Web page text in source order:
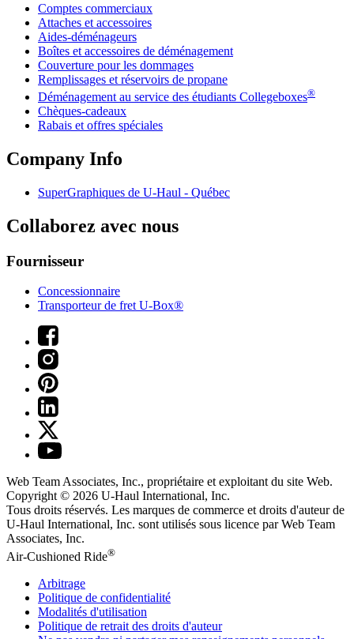
Comptes commerciaux
Attaches et accessoires
Aides-déménageurs
Boîtes et accessoires de déménagement
Couverture pour les dommages
Remplissages et réservoirs de propane
Déménagement au service des étudiants Collegeboxes®
Chèques-cadeaux
Rabais et offres spéciales
Company Info
SuperGraphiques de U-Haul - Québec
Collaborez avec nous
Fournisseur
Concessionnaire
Transporteur de fret U-Box®
Web Team Associates, Inc., propriétaire et exploitant du site Web.
Copyright © 2026 U-Haul International, Inc.
Tous droits réservés. Les marques de commerce et droits d'auteur de
U-Haul International, Inc. sont utilisés sous licence par Web Team
Associates, Inc.
Air-Cushioned Ride®
Arbitrage
Politique de confidentialité
Modalités d'utilisation
Politique de retrait des droits d'auteur